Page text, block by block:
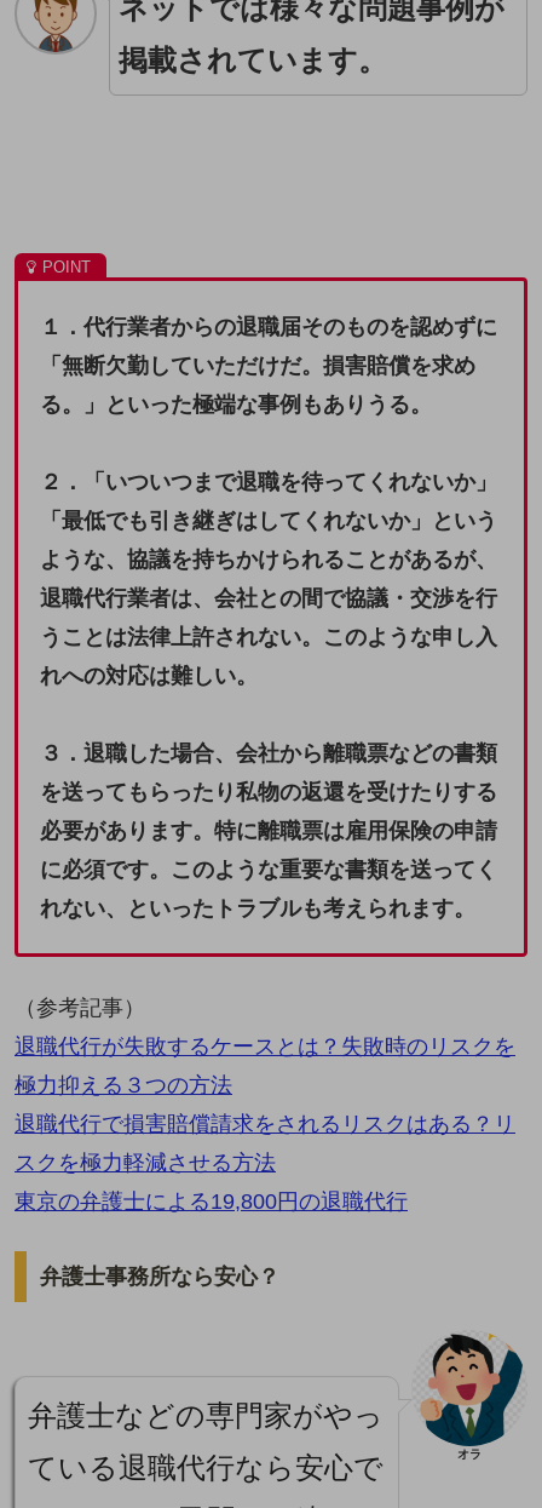
ネットでは様々な問題事例が
掲載されています。
１．代行業者からの退職届そのものを認めずに
「無断欠勤していただけだ。損害賠償を求め
る。」といった極端な事例もありうる。
２．「いついつまで退職を待ってくれないか」
「最低でも引き継ぎはしてくれないか」という
ような、協議を持ちかけられることがあるが、
退職代行業者は、会社との間で協議・交渉を行
うことは法律上許されない。このような申し入
れへの対応は難しい。
３．退職した場合、会社から離職票などの書類
を送ってもらったり私物の返還を受けたりする
必要があります。特に離職票は雇用保険の申請
に必須です。このような重要な書類を送ってく
れない、といったトラブルも考えられます。
（参考記事）
退職代行が失敗するケースとは？失敗時のリスクを
極力抑える３つの方法
退職代行で損害賠償請求をされるリスクはある？リ
スクを極力軽減させる方法
東京の弁護士による19,800円の退職代行
弁護士事務所なら安心？
弁護士などの専門家がやっ
ている退職代行なら安心で
オラ